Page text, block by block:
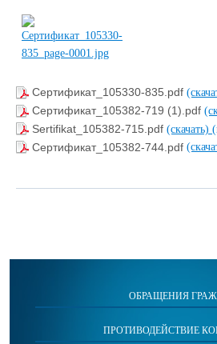
Сертификат_105330-835.pdf
Сертификат_105382-719 (1).pdf
Sertifikat_105382-715.pdf (скачать)
Сертификат_105382-744.pdf
ОБРАЩЕНИЯ
ПРОТИВОДЕЙСТВИЕ